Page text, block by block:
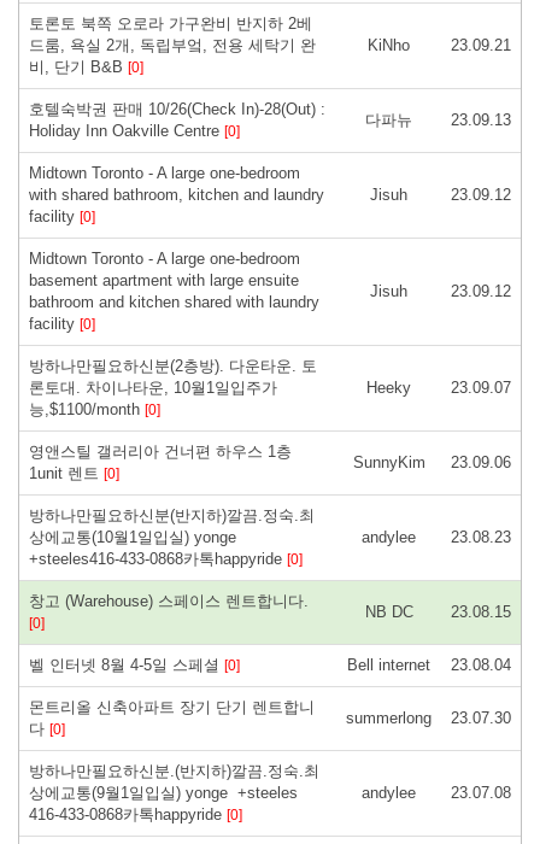
토론토 북쪽 오로라 가구완비 반지하 2베
드룸, 욕실 2개, 독립부엌, 전용 세탁기 완
비, 단기 B&B [0]
KiNho 23.09.21
호텔숙박권 판매 10/26(Check In)-28(Out) :
Holiday Inn Oakville Centre [0]
다파뉴 23.09.13
Midtown Toronto - A large one-bedroom
with shared bathroom, kitchen and laundry
facility [0]
Jisuh 23.09.12
Midtown Toronto - A large one-bedroom
basement apartment with large ensuite
bathroom and kitchen shared with laundry
facility [0]
Jisuh 23.09.12
방하나만필요하신분(2층방). 다운타운. 토
론토대. 차이나타운, 10월1일입주가
능,$1100/month [0]
Heeky 23.09.07
영앤스틸 갤러리아 건너편 하우스 1층
1unit 렌트 [0]
SunnyKim 23.09.06
방하나만필요하신분(반지하)깔끔.정숙.최
상에교통(10월1일입실) yonge
+steeles416-433-0868카톡happyride [0]
andylee 23.08.23
창고 (Warehouse) 스페이스 렌트합니다.
[0]
NB DC 23.08.15
벨 인터넷 8월 4-5일 스페셜 [0] Bell internet 23.08.04
몬트리올 신축아파트 장기 단기 렌트합니
다 [0]
summerlong 23.07.30
방하나만필요하신분.(반지하)깔끔.정숙.최
상에교통(9월1일입실) yonge +steeles
416-433-0868카톡happyride [0]
andylee 23.07.08